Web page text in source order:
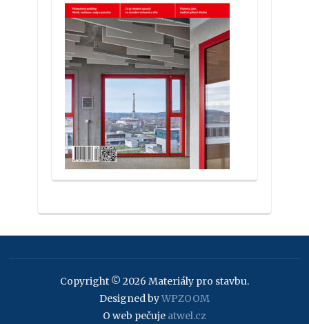
Copyright © 2026 Materiály pro stavbu.
Designed byWPZOOM
O web pečuje atwel.cz